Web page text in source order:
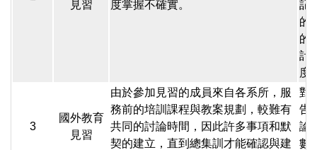
見習
度掌握不確實。
記
的
的
計
度
3
國外教育
見習
由於參加見習的成員來自各系所，服
務前的培訓課程與教案規劃，較難有
共同的討論時間，因此許多事項和默
契的建立，直到總集訓才能確認與建
對
告
論
數